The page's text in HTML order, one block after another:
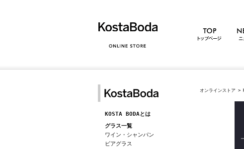
KOSTA BODAとは
グラス一覧
ワイン・シャンパン
ビアグラス
オンラインストア >